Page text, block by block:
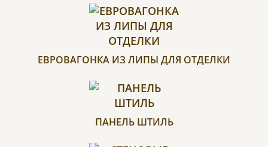
ЕВРОВАГОНКА ИЗ ЛИПЫ ДЛЯ ОТДЕЛКИ
ПАНЕЛЬ ШТИЛЬ